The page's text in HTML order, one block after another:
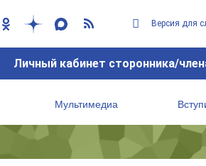
Версия для
Личный кабинет сторонника/
Мультимедиа